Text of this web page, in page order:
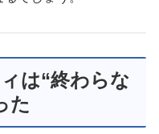
は“終わらな
た